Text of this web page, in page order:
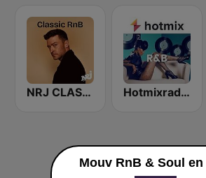
NRJ CLASSIC RNB Hotmixradio R&B
Mouv RnB & Soul